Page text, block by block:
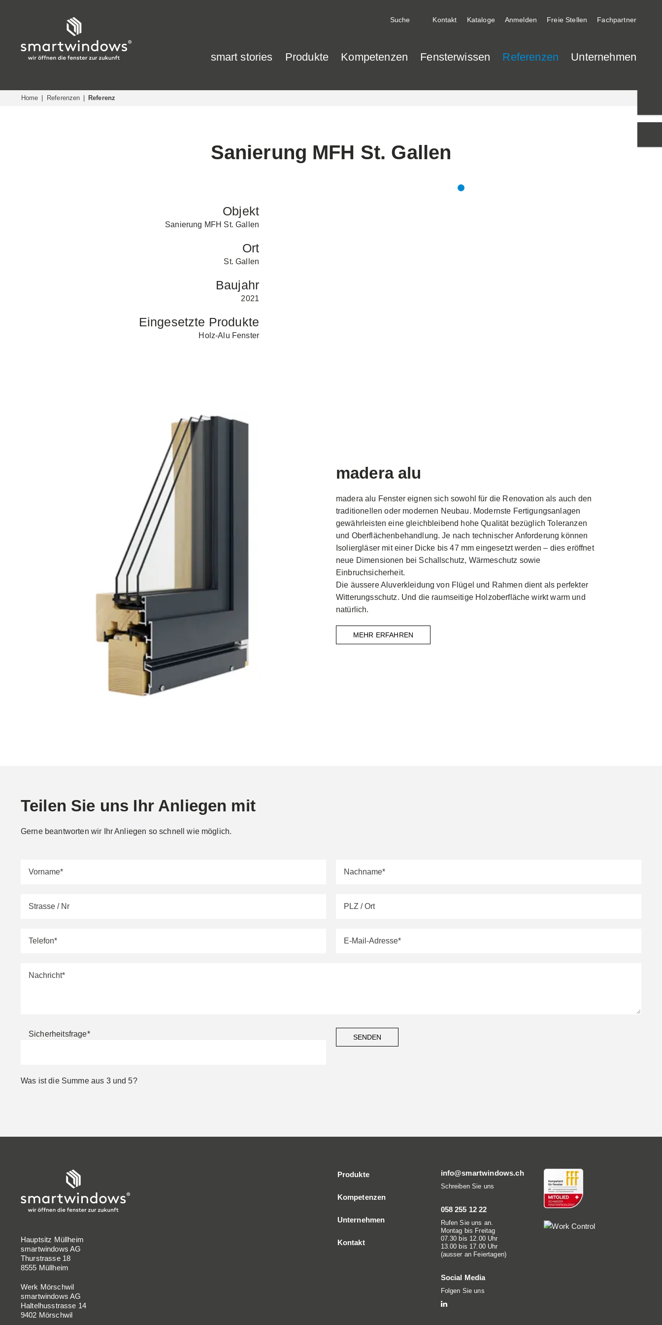
Kontakt Kataloge Anmelden Freie Stellen Fachpartner
smart stories Produkte Kompetenzen Fensterwissen Referenzen Unternehmen
Home Referenzen Referenz
Sanierung MFH St. Gallen
Objekt
Sanierung MFH St. Gallen
Ort
St. Gallen
Baujahr
2021
Eingesetzte Produkte
Holz-Alu Fenster
madera alu
madera alu Fenster eignen sich sowohl für die Renovation als auch den
traditionellen oder modernen Neubau. Modernste Fertigungsanlagen
gewährleisten eine gleichbleibend hohe Qualität bezüglich Toleranzen
und Oberflächenbehandlung. Je nach technischer Anforderung können
Isoliergläser mit einer Dicke bis 47 mm eingesetzt werden – dies eröffnet
neue Dimensionen bei Schallschutz, Wärmeschutz sowie
Einbruchsicherheit.
Die äussere Aluverkleidung von Flügel und Rahmen dient als perfekter
Witterungsschutz. Und die raumseitige Holzoberfläche wirkt warm und
natürlich.
MEHR ERFAHREN
Teilen Sie uns Ihr Anliegen mit
Gerne beantworten wir Ihr Anliegen so schnell wie möglich.
Sicherheitsfrage*
Was ist die Summe aus 3 und 5?
SENDEN
Hauptsitz Müllheim
smartwindows AG
Thurstrasse 18
8555 Müllheim
Werk Mörschwil
smartwindows AG
Haltelhusstrasse 14
9402 Mörschwil
Produkte
Kompetenzen
Unternehmen
Kontakt
info@smartwindows.ch
Schreiben Sie uns
058 255 12 22
Rufen Sie uns an.
Montag bis Freitag
07.30 bis 12.00 Uhr
13.00 bis 17.00 Uhr
(ausser an Feiertagen)
Social Media
Folgen Sie uns